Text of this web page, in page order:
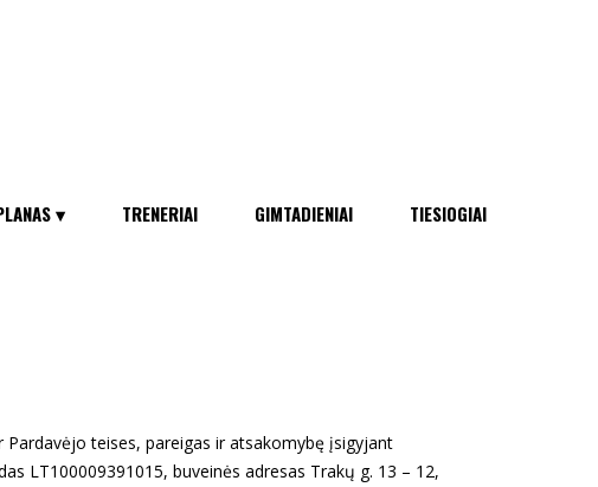
▾ TRENERIAI GIMTADIENIAI TIESIOGIAI
teises, pareigas ir atsakomybę įsigyjant
LT100009391015, buveinės adresas Trakų g. 13 – 12,